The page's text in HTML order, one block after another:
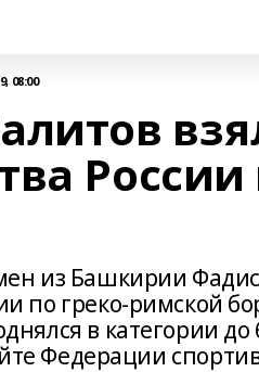
08:00
из Башкирии
по греко-римской
в категории
Федерации